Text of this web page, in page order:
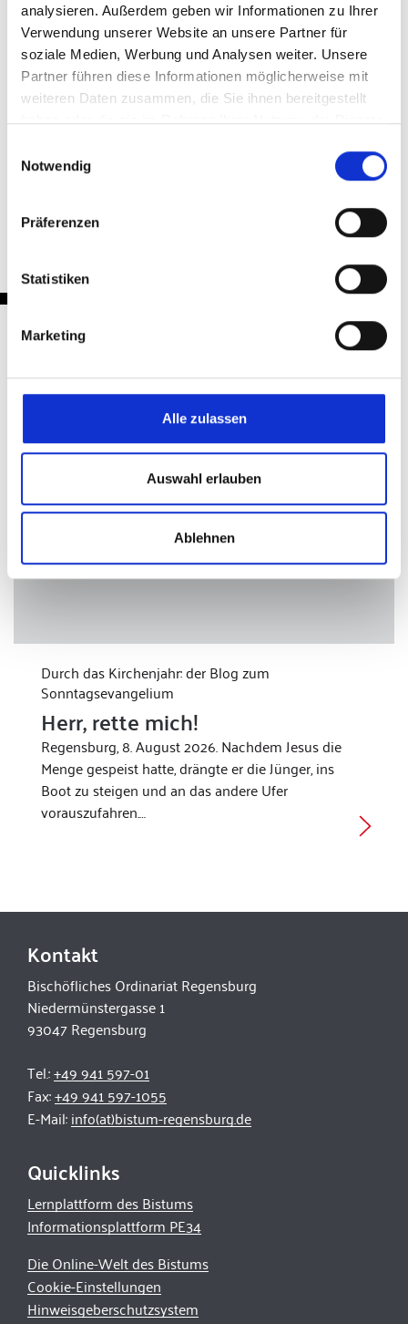
analysieren. Außerdem geben wir Informationen zu Ihrer
Verwendung unserer Website an unsere Partner für
soziale Medien, Werbung und Analysen weiter. Unsere
Partner führen diese Informationen möglicherweise mit
weiteren Daten zusammen, die Sie ihnen bereitgestellt
haben oder die sie im Rahmen Ihrer Nutzung der Dienste
Notwendig
Präferenzen
Statistiken
Marketing
Alle zulassen
Auswahl erlauben
Ablehnen
Teilen & Drucken
Nachrichten
Durch das Kirchenjahr: der Blog zum
Sonntagsevangelium
Herr, rette mich!
Regensburg, 8. August 2026. Nachdem Jesus die
Menge gespeist hatte, drängte er die Jünger, ins
Boot zu steigen und an das andere Ufer
vorauszufahren.…
Kontakt
Bischöfliches Ordinariat Regensburg
Niedermünstergasse 1
93047 Regensburg
Tel.:+49 941 597-01
Fax:+49 941 597-1055
E-Mail:info(at)bistum-regensburg.de
Quicklinks
Lernplattform des Bistums
Informationsplattform PE34
Die Online-Welt des Bistums
Cookie-Einstellungen
Hinweisgeberschutzsystem